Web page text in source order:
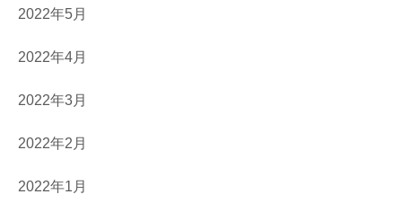
2022年5月
2022年4月
2022年3月
2022年2月
2022年1月